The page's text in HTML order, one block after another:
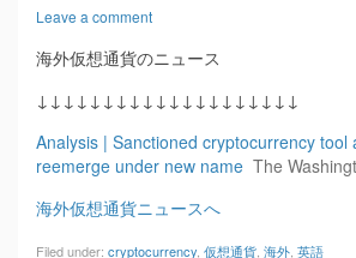
Leave a comment
海外仮想通貨のニュース
↓↓↓↓↓↓↓↓↓↓↓↓↓↓↓↓↓↓↓↓
Analysis | Sanctioned cryptocurrency tool
reemerge under new name The
海外仮想通貨ニュースへ
Filed under: cryptocurrency 仮想通貨 海外 英語